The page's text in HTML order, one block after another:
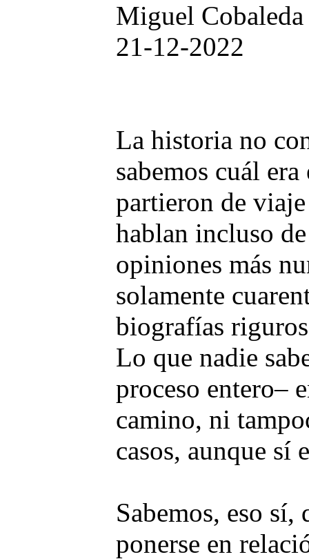
Miguel Cobaleda
21-12-2022
La historia no
sabemos cuál
partieron de
hablan incluso
opiniones más
solamente
biografías
Lo que nadie
proceso entero–
camino, ni
casos, aunque sí
Sabemos, eso
ponerse en